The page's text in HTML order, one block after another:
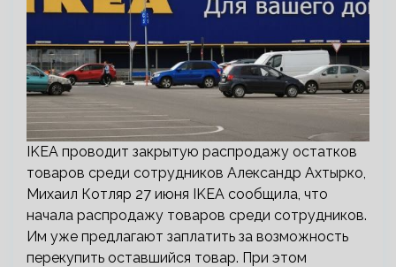
IKEA проводит закрытую распродажу остатков
товаров среди сотрудников Александр Ахтырко,
Михаил Котляр 27 июня IKEA сообщила, что
начала распродажу товаров среди сотрудников.
Им уже предлагают заплатить за возможность
перекупить оставшийся товар. При этом